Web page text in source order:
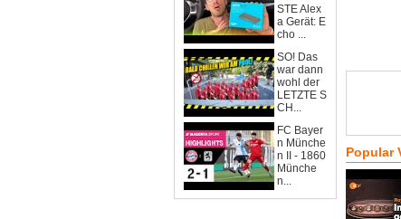
STE Alex
a Gerät: E
cho ...
SO! Das
war dann
wohl der
LETZTE S
CH...
FC Bayer
n Münche
n II - 1860
Münche
n...
Popular